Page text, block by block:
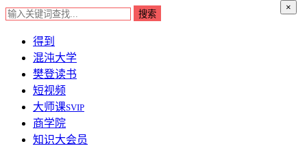
×
得到
混沌大学
樊登读书
短视频
大师课SVIP
商学院
知识大会员